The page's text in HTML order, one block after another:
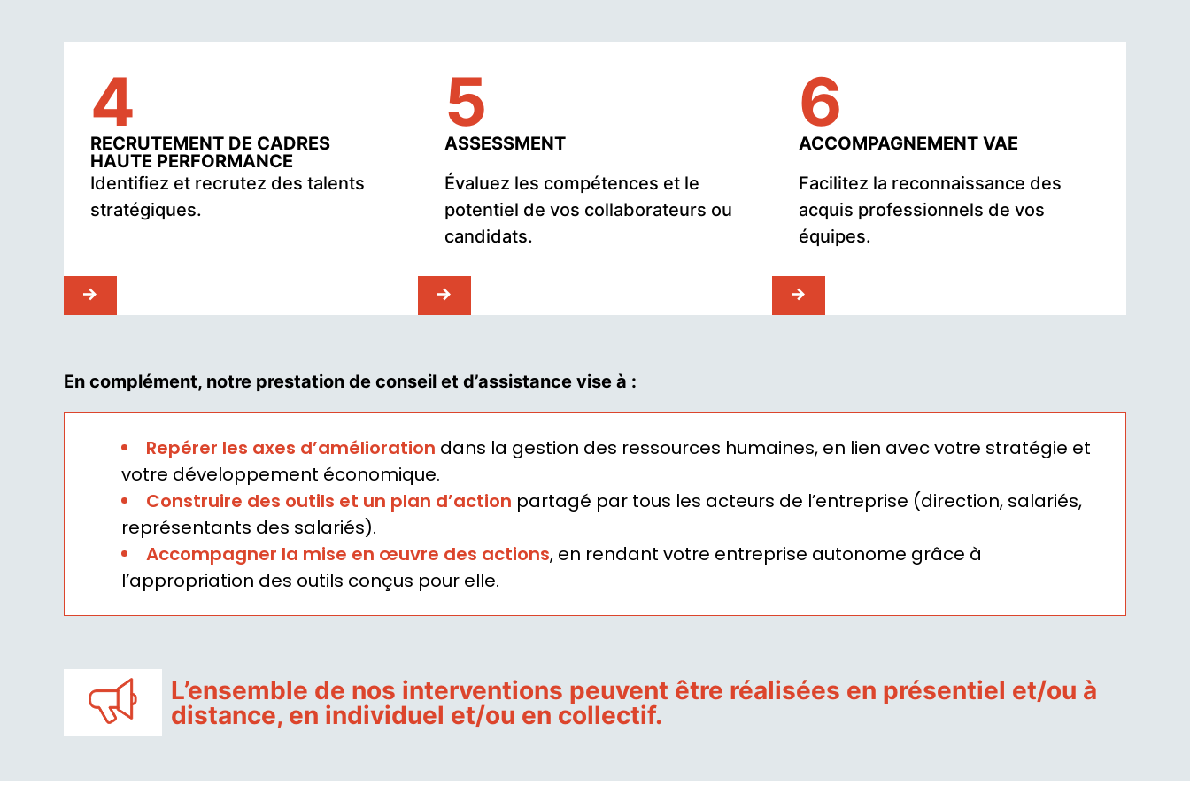
4
RECRUTEMENT DE CADRES
HAUTE PERFORMANCE
Identifiez et recrutez des talents
stratégiques.
5
ASSESSMENT
Évaluez les compétences et le
potentiel de vos collaborateurs ou
candidats.
6
ACCOMPAGNEMENT VAE
Facilitez la reconnaissance des
acquis professionnels de vos
équipes.
En complément, notre prestation de conseil et d’assistance vise à :
Repérer les axes d’amélioration dans la gestion des ressources humaines, en lien avec votre stratégie et
votre développement économique.
Construire des outils et un plan d’action partagé par tous les acteurs de l’entreprise (direction, salariés,
représentants des salariés).
Accompagner la mise en œuvre des actions, en rendant votre entreprise autonome grâce à
l’appropriation des outils conçus pour elle.
L’ensemble de nos interventions peuvent être réalisées en présentiel et/ou à
distance, en individuel et/ou en collectif.